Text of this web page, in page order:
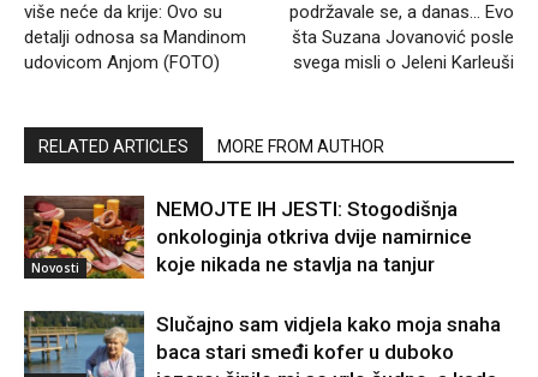
više neće da krije: Ovo su
detalji odnosa sa Mandinom
udovicom Anjom (FOTO)
podržavale se, a danas… Evo
šta Suzana Jovanović posle
svega misli o Jeleni Karleuši
RELATED ARTICLES MORE FROM AUTHOR
Novosti
NEMOJTE IH JESTI: Stogodišnja
onkologinja otkriva dvije namirnice
koje nikada ne stavlja na tanjur
Slučajno sam vidjela kako moja snaha
baca stari smeđi kofer u duboko